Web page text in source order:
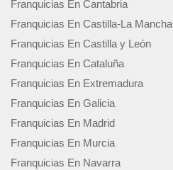
Franquicias En Cantabria
Franquicias En Castilla-La Mancha
Franquicias En Castilla y León
Franquicias En Cataluña
Franquicias En Extremadura
Franquicias En Galicia
Franquicias En Madrid
Franquicias En Murcia
Franquicias En Navarra